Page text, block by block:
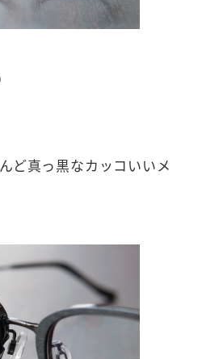
ど真っ黒なカッコいいメ